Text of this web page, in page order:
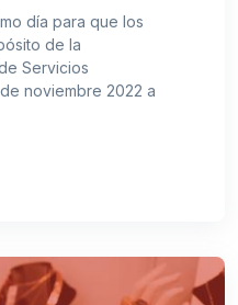
día para que los
de la
Servicios
noviembre 2022 a